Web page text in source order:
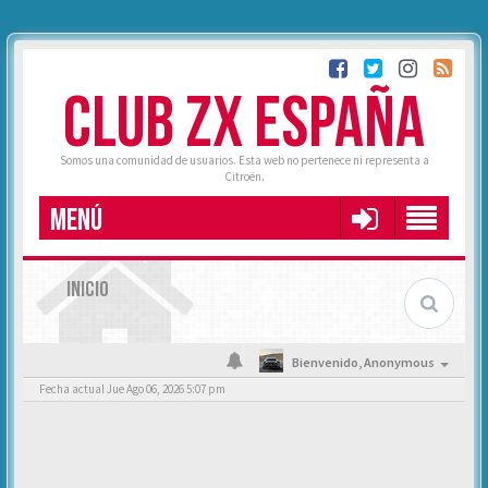
CLUB ZX ESPAÑA
Somos una comunidad de usuarios. Esta web no pertenece ni representa a
Citroën.
MENÚ
INICIO
Bienvenido,Anonymous
Fecha actual Jue Ago 06, 2026 5:07 pm